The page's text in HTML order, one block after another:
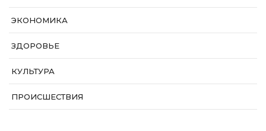
ЭКОНОМИКА
ЗДОРОВЬЕ
КУЛЬТУРА
ПРОИСШЕСТВИЯ